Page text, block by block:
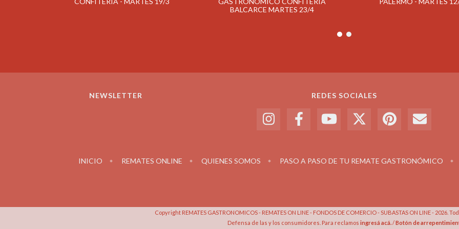
BALCARCE MARTES 23/4
NEWSLETTER REDES SOCIALES
INICIO REMATES ONLINE QUIENES SOMOS PASO A PASO DE TU REMATE GASTRONÓMICO
Copyright REMATES GASTRONOMICOS - REMATES ON LINE - FONDOS DE COMERCIO - SUBASTAS ON LINE - 2026.
Defensa de las y los consumidores. Para reclamos ingresá acá. /Botón de